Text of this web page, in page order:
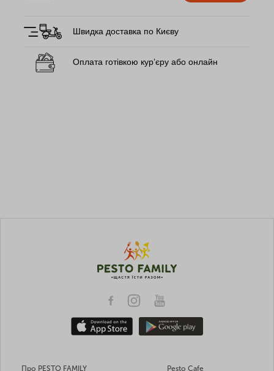
Швидка доставка по Києву
Оплата готівкою кур’єру або онлайн
Про PESTO FAMILY Pesto Cafe